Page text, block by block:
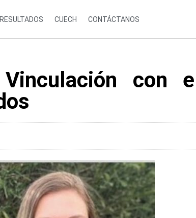
RESULTADOS CUECH CONTÁCTANOS
con el